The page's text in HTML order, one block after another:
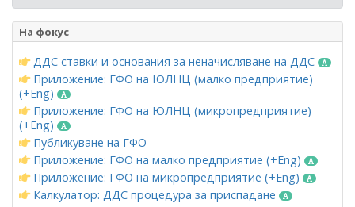
На фокус
ДДС ставки и основания за неначисляване на ДДС
Приложение: ГФО на ЮЛНЦ (малко предприятие)
(+Eng)
Приложение: ГФО на ЮЛНЦ (микропредприятие)
(+Eng)
Публикуване на ГФО
Приложение: ГФО на малко предприятие (+Eng)
Приложение: ГФО на микропредприятие (+Eng)
Калкулатор: ДДС процедура за приспадане